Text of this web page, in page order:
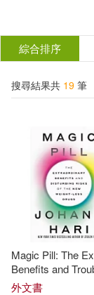
結
分類 (單選)
所有商品
電子書(2)
作者 (可複選)
Hari(11)
綜合排序
搜尋結果共 19 筆
Magic Pill: The
Benefits and
the New Weight-
外文書